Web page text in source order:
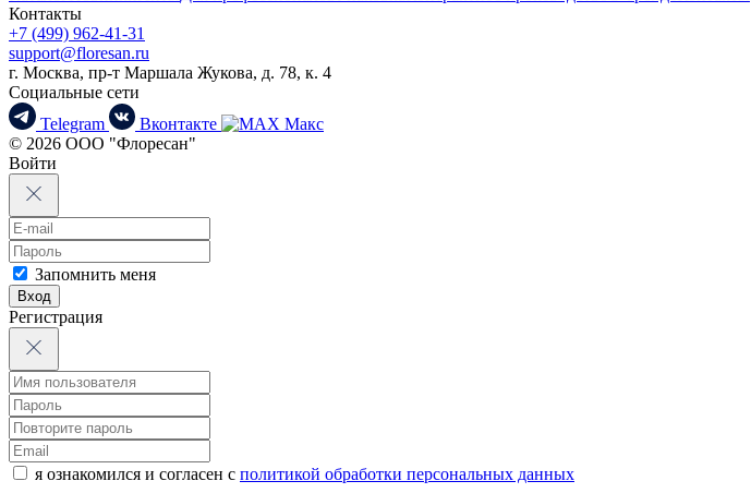
Контакты
+7 (499) 962-41-31
support@floresan.ru
г. Москва, пр-т Маршала Жукова, д. 78, к. 4
Социальные сети
Telegram
Вконтакте
Макс
© 2026 ООО "Флоресан"
Войти
Запомнить меня
Вход
Регистрация
я ознакомился и согласен с политикой обработки персональных данных